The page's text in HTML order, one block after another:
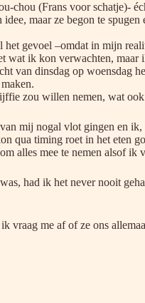
chou (Frans voor schatje)-
maar ze begon te
gevoel –omdat in mijn
wat ik kon verwachten,
van dinsdag op woensdag
zou willen nemen, wat
mij nogal vlot gingen en
qua timing roet in het eten
alles mee te nemen alsof
had ik het never nooit
me af of ze ons